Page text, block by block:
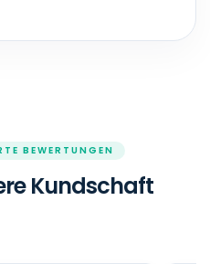
BEWERTUNGEN
Kundschaft